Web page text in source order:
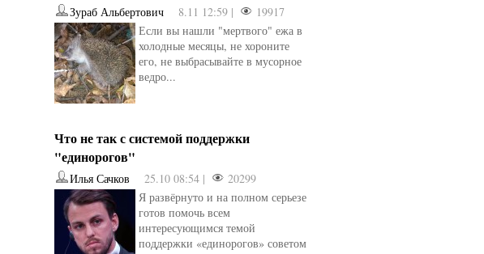
Зураб Альбертович 8.11 12:59 |
19917
Если вы нашли "мертвого" ежа в
холодные месяцы, не хороните
его, не выбрасывайте в мусорное
ведро...
Что не так с системой поддержки
"единорогов"
Илья Сачков 25.10 08:54 |
20299
Я развёрнуто и на полном серьезе
готов помочь всем
интересующимся темой
поддержки «единорогов» советом